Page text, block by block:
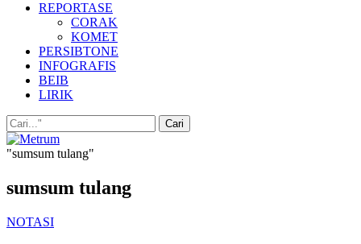
REPORTASE
CORAK
KOMET
PERSIBTONE
INFOGRAFIS
BEIB
LIRIK
"sumsum tulang"
sumsum tulang
NOTASI